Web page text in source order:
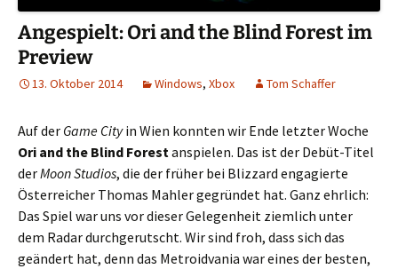
Angespielt: Ori and the Blind Forest im
Preview
13. Oktober 2014 Windows, Xbox Tom Schaffer
Auf der Game Cityin Wien konnten wir Ende letzter Woche
Ori and the Blind Forestanspielen. Das ist der Debüt-Titel
derMoon Studios, die der früher bei Blizzard engagierte
Österreicher Thomas Mahler gegründet hat. Ganz ehrlich:
Das Spiel war uns vor dieser Gelegenheit ziemlich unter
dem Radar durchgerutscht. Wir sind froh, dass sich das
geändert hat, denn das Metroidvania war eines der besten,